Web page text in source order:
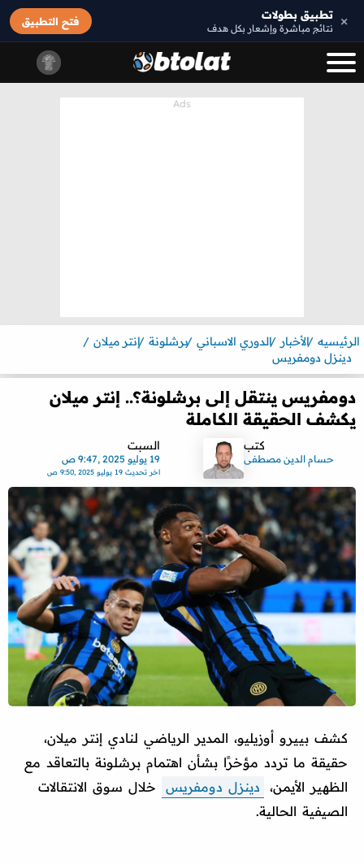
× تطبيق بطولات
نتائج مباشرة وإشعار بكل هدف
فتح التطبيق
الرئيسيه الأخبار الدوري الاسباني برشلونة إنتر ميلان
دينزل دومفريس
دومفريس ينتقل إلى برشلونة؟.. إنتر ميلان
يكشف الحقيقة الكاملة
كتب
حسام الدين مصطفى
السبت
19 يوليو 2025 ,9:47 ص
اخر تحديث19 يوليو 2025 ,9:50 ص
كشف بييرو أوزيليو، المدير الرياضي لنادي إنتر ميلان،
حقيقة ما تردد مؤخرًا بشأن اهتمام برشلونة بالتعاقد مع
الظهير الأيمن،
دينزل دومفريس
خلال سوق الانتقالات
الصيفية الحالية.